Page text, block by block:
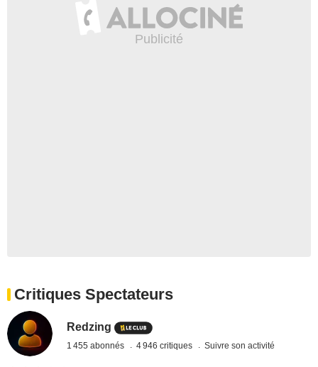
Critiques Spectateurs
Redzing
1 455 abonnés 4 946 critiques Suivre son activité